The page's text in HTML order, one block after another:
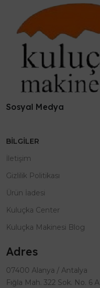
Sosyal Medya
BILGILER
İletişim
Gizlilik Politikası
Ürün İadesi
Kuluçka Center
Kuluçka Makinesi Blog
Adres
07400 Alanya / Antalya
Fığla Mah. 322 Sok. No. 6 A